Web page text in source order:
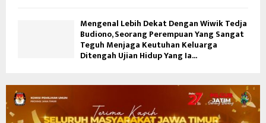
Mengenal Lebih Dekat Dengan Wiwik Tedja
Budiono, Seorang Perempuan Yang Sangat
Teguh Menjaga Keutuhan Keluarga
Ditengah Ujian Hidup Yang Ia...